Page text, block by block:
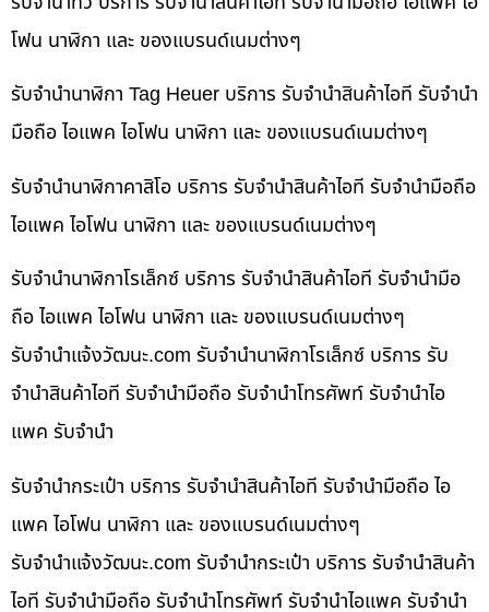
โฟน นาฬิกา และ ของแบรนด์เนมต่างๆ
รับจำนำนาฬิกา Tag Heuer บริการ รับจำนำสินค้าไอที รับจำนำ
มือถือ ไอแพค ไอโฟน นาฬิกา และ ของแบรนด์เนมต่างๆ
รับจำนำนาฬิกาคาสิโอ บริการ รับจำนำสินค้าไอที รับจำนำมือถือ
ไอแพค ไอโฟน นาฬิกา และ ของแบรนด์เนมต่างๆ
รับจำนำนาฬิกาโรเล็กซ์ บริการ รับจำนำสินค้าไอที รับจำนำมือ
ถือ ไอแพค ไอโฟน นาฬิกา และ ของแบรนด์เนมต่างๆ
รับจํานําแจ้งวัฒนะ.com รับจำนำนาฬิกาโรเล็กซ์ บริการ รับ
จำนำสินค้าไอที รับจำนำมือถือ รับจำนำโทรศัพท์ รับจำนำไอ
แพค รับจำนำ
รับจำนำกระเป๋า บริการ รับจำนำสินค้าไอที รับจำนำมือถือ ไอ
แพค ไอโฟน นาฬิกา และ ของแบรนด์เนมต่างๆ
รับจํานําแจ้งวัฒนะ.com รับจำนำกระเป๋า บริการ รับจำนำสินค้า
ไอที รับจำนำมือถือ รับจำนำโทรศัพท์ รับจำนำไอแพค รับจำนำ